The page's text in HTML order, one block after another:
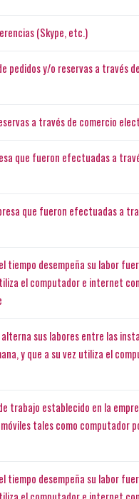
(Skype, etc.)
pedidos y/o reservas a través
a través de comercio
que fueron efectuadas a
que fueron efectuadas a
tiempo desempeña su labor
el computador e internet
sus labores entre las
y que a su vez utiliza el
trabajo establecido en la
tales como computador
tiempo desempeña su labor